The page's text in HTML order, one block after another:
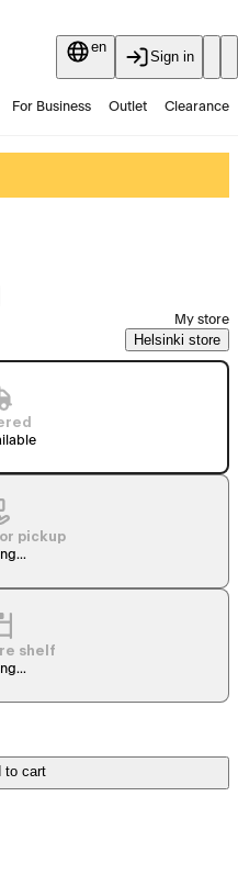
en
Sign in
For Business Outlet Clearance
My store
Helsinki store
pickup
shelf
to cart